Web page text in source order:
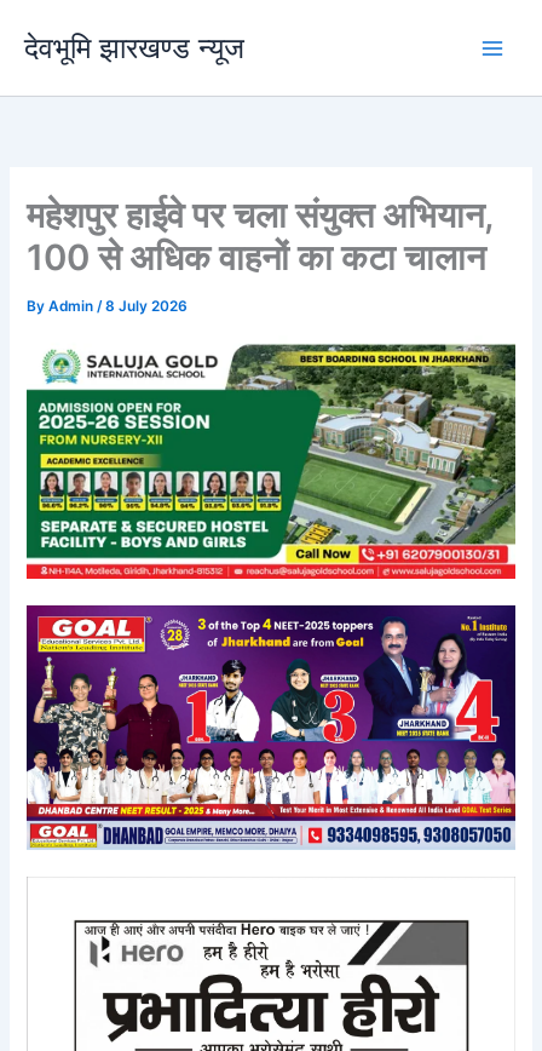
content
देवभूमि झारखण्ड न्यूज
महेशपुर हाईवे पर चला संयुक्त अभियान,
100 से अधिक वाहनों का कटा चालान
ByAdmin/8 July 2026